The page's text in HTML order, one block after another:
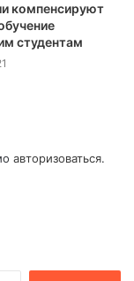
компенсируют
студентам
авторизоваться.